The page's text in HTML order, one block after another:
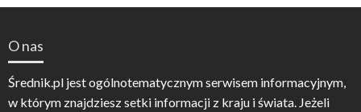
O nas
Średnik.pl jest ogólnotematycznym serwisem informacyjnym,
w którym znajdziesz setki informacji z kraju i świata. Jeżeli